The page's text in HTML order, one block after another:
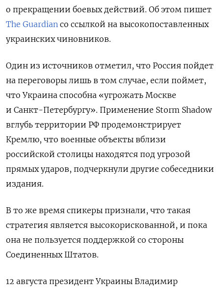
о прекращении боевых действий. Об этом пишет
The Guardian со ссылкой на высокопоставленных
украинских чиновников.
Один из источников отметил, что Россия пойдет
на переговоры лишь в том случае, если поймет,
что Украина способна «угрожать Москве
и Санкт-Петербургу». Применение Storm Shadow
вглубь территории РФ продемонстрирует
Кремлю, что военные объекты вблизи
российской столицы находятся под угрозой
прямых ударов, подчеркнули другие собеседники
издания.
В то же время спикеры признали, что такая
стратегия является высокорискованной, и пока
она не пользуется поддержкой со стороны
Соединенных Штатов.
12 августа президент Украины Владимир